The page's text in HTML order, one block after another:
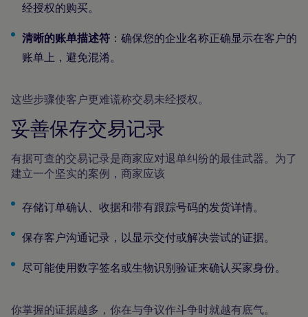
经授权的购买。
清晰的账单描述符 ：确保您的企业名称正确显示在客户的
账单上，避免混淆。
这些步骤使客户更难谎称交易未经授权。
妥善保存交易记录
有据可查的交易记录是商家应对退单纠纷的最佳武器。为了
建立一个坚实的案例，商家应该
存储订单确认、收据和带有跟踪号码的发货详情。
保存客户沟通记录，以显示交付或解决尝试的证据。
尽可能使用数字签名或生物识别验证来确认买家身份。
你掌握的证据越多，你在与争议作斗争时就越有底气。